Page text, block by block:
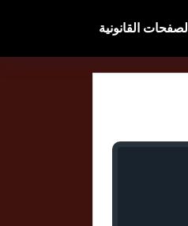
الصفحات القانونية